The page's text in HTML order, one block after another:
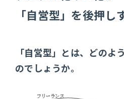
「自営型」を後押し
「自営型」とは、どのよ
のでしょうか。